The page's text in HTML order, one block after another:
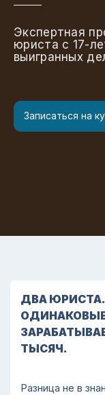
Экспертная
юриста с 17-
выигранных
Записаться на
ДВА
ТЫСЯЧ.
Разница не в